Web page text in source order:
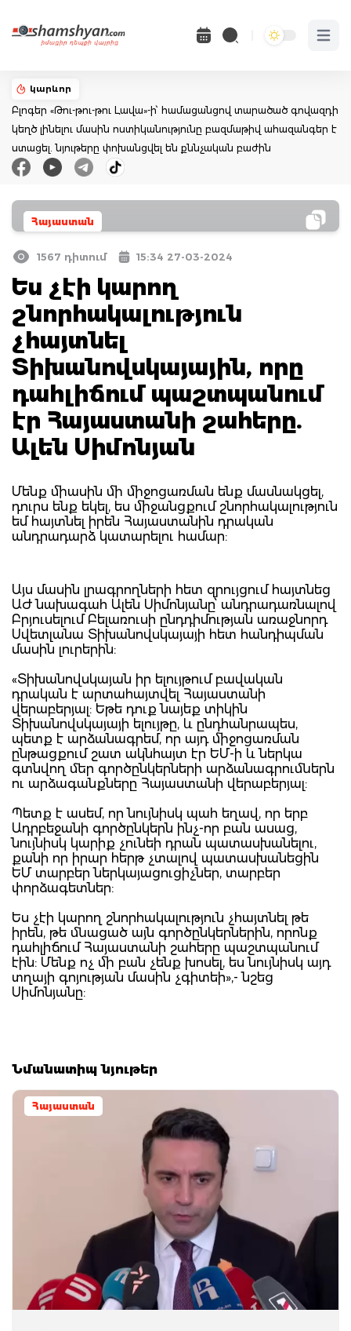
Open
կարևոր
Բլոգեր «Թու-թու-թու Լավա»-ի՝ համացանցով տարածած գովազդի
կեղծ լինելու մասին ոստիկանությունը բազմաթիվ ահազանգեր է
ստացել. նյութերը փոխանցվել են քննչական բաժին
Հայաստան
1567 դիտում 15:34 27-03-2024
Ես չէի կարող
շնորհակալություն
չհայտնել
Տիխանովսկայային, որը
դահլիճում պաշտպանում
էր Հայաստանի շահերը.
Ալեն Սիմոնյան
Մենք միասին մի միջոցառման ենք մասնակցել,
դուրս ենք եկել, ես միջանցքում շնորհակալություն
եմ հայտնել իրեն Հայաստանին դրական
անդրադարձ կատարելու համար:
Այս մասին լրագրողների հետ զրույցում հայտնեց
ԱԺ նախագահ Ալեն Սիմոնյանը՝ անդրադառնալով
Բրյուսելում Բելառուսի ընդդիմության առաջնորդ
Սվետլանա Տիխանովսկայայի հետ հանդիպման
մասին լուրերին:
«Տիխանովսկայան իր ելույթում բավական
դրական է արտահայտվել Հայաստանի
վերաբերյալ: Եթե դուք նայեք տիկին
Տիխանովսկայայի ելույթը, և ընդհանրապես,
պետք է արձանագրեմ, որ այդ միջոցառման
ընթացքում շատ ակնհայտ էր ԵՄ-ի և ներկա
գտնվող մեր գործընկերների արձանագրումներն
ու արձագանքները Հայաստանի վերաբերյալ:
Պետք է ասեմ, որ նույնիսկ պահ եղավ, որ երբ
Ադրբեջանի գործընկերն ինչ-որ բան ասաց,
նույնիսկ կարիք չունեի դրան պատասխանելու,
քանի որ իրար հերթ չտալով պատասխանեցին
ԵՄ տարբեր ներկայացուցիչներ, տարբեր
փորձագետներ:
Ես չէի կարող շնորհակալություն չհայտնել թե
իրեն, թե մնացած այն գործընկերներին, որոնք
դահլիճում Հայաստանի շահերը պաշտպանում
էին: Մենք ոչ մի բան չենք խոսել, ես նույնիսկ այդ
տղայի գոյության մասին չգիտեի»,- նշեց
Սիմոնյանը:
Նմանատիպ նյութեր
Հայաստան